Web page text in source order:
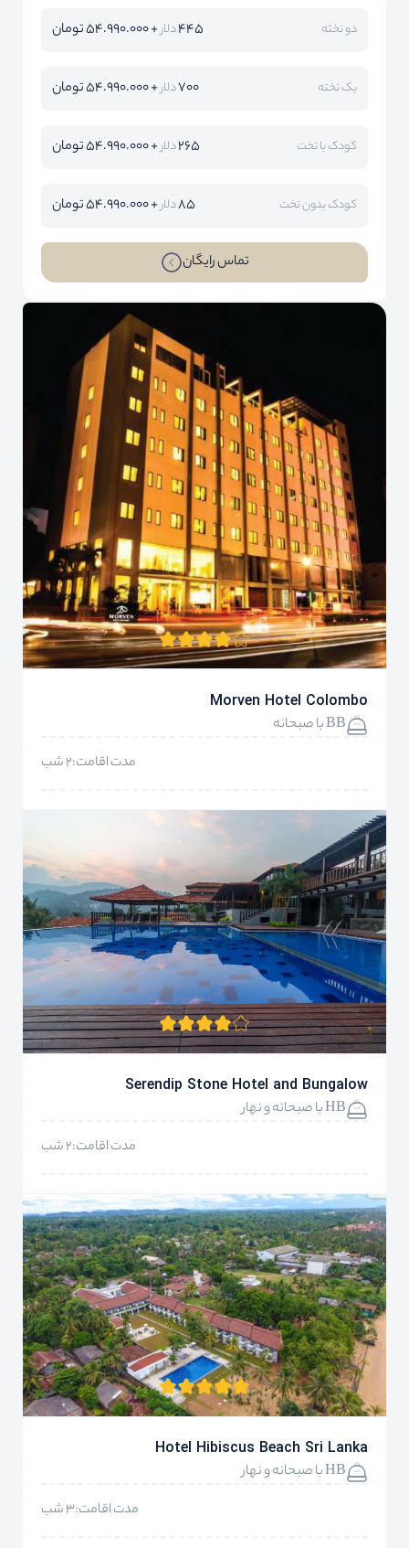
دو تخته 445دلار+ 54.990.000 تومان
یک تخته 700دلار+ 54.990.000 تومان
کودک با تخت 265دلار+ 54.990.000 تومان
کودک بدون تخت 85دلار+ 54.990.000 تومان
تماس رایگان
Morven Hotel Colombo
BB با صبحانه
مدت اقامت:2 شب
Serendip Stone Hotel and Bungalow
HB با صبحانه و نهار
مدت اقامت:2 شب
Hotel Hibiscus Beach Sri Lanka
HB با صبحانه و نهار
مدت اقامت:3 شب